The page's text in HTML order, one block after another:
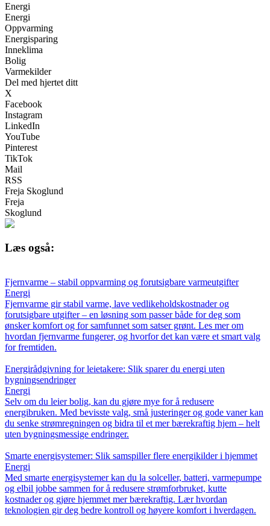
Energi
Energi
Oppvarming
Energisparing
Inneklima
Bolig
Varmekilder
Del med hjertet ditt
X
Facebook
Instagram
LinkedIn
YouTube
Pinterest
TikTok
Mail
RSS
Freja Skoglund
Freja
Skoglund
Læs også:
Fjernvarme – stabil oppvarming og forutsigbare varmeutgifter
Energi
Fjernvarme gir stabil varme, lave vedlikeholdskostnader og
forutsigbare utgifter – en løsning som passer både for deg som
ønsker komfort og for samfunnet som satser grønt. Les mer om
hvordan fjernvarme fungerer, og hvorfor det kan være et smart valg
for fremtiden.
Energirådgivning for leietakere: Slik sparer du energi uten
bygningsendringer
Energi
Selv om du leier bolig, kan du gjøre mye for å redusere
energibruken. Med bevisste valg, små justeringer og gode vaner kan
du senke strømregningen og bidra til et mer bærekraftig hjem – helt
uten bygningsmessige endringer.
Smarte energisystemer: Slik samspiller flere energikilder i hjemmet
Energi
Med smarte energisystemer kan du la solceller, batteri, varmepumpe
og elbil jobbe sammen for å redusere strømforbruket, kutte
kostnader og gjøre hjemmet mer bærekraftig. Lær hvordan
teknologien gir deg bedre kontroll og høyere komfort i hverdagen.